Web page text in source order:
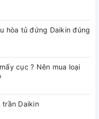
hòa tủ đứng Daikin đúng
cục ? Nên mua loại
trần Daikin